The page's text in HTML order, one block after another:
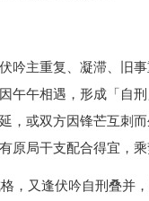
吟主重复、凝滞、旧
午午相遇，形成「自
，或双方因锋芒互刺
原局干支配合得宜，乘
，又逢伏吟自刑叠并